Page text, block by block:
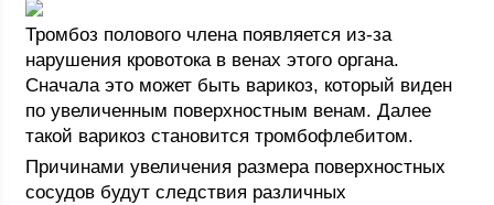
Тромбоз полового члена появляется из-за
нарушения кровотока в венах этого органа.
Сначала это может быть варикоз, который виден
по увеличенным поверхностным венам. Далее
такой варикоз становится тромбофлебитом.
Причинами увеличения размера поверхностных
сосудов будут следствия различных